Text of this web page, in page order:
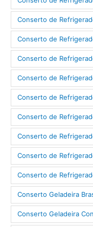
Conserto de
Conserto de
Conserto de
Conserto de
Conserto de
Conserto de
Conserto de
Conserto de
Conserto de
Conserto Geladeira
Conserto Geladeira